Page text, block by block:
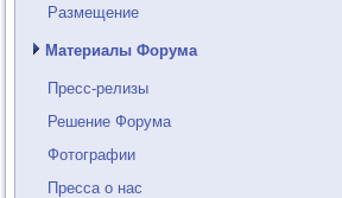
Размещение
Материалы Форума
Пресс-релизы
Решение Форума
Фотографии
Пресса о нас